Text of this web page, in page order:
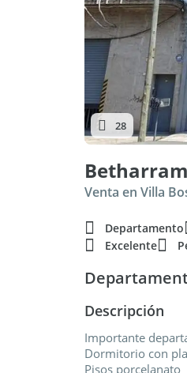
28
Venta en Villa
Departamento
Excelente
Descripción
Importante
Dormitorio con
Pisos porcelanato